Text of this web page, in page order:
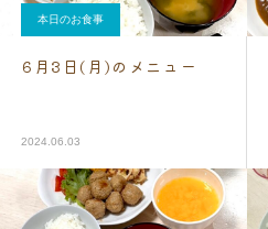
本日のお食事
6月3日(月)のメニュー
2024.06.03